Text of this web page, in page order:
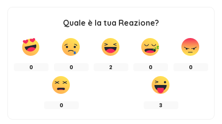
Quale è la tua Reazione?
0 0 2 0 0
0 3